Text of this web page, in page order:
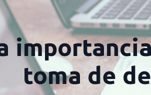
toma de